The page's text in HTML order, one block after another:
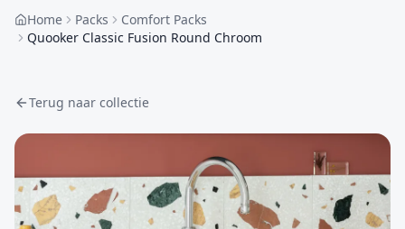
Home Packs
Comfort Packs
Quooker Classic Fusion Round Chroom
Terug naar collectie